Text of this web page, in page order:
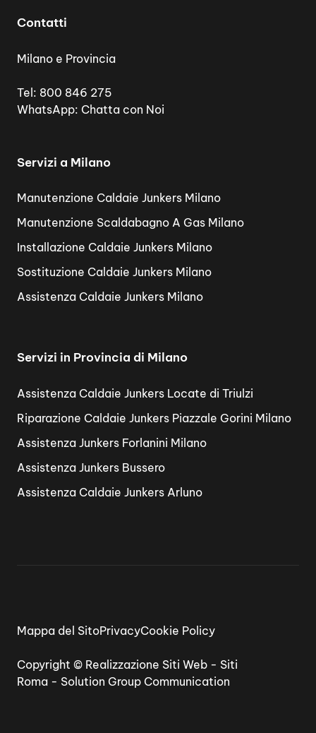
Contatti
Milano e Provincia
Tel: 800 846 275
WhatsApp: Chatta con Noi
Servizi a Milano
Manutenzione Caldaie Junkers Milano
Manutenzione Scaldabagno A Gas Milano
Installazione Caldaie Junkers Milano
Sostituzione Caldaie Junkers Milano
Assistenza Caldaie Junkers Milano
Servizi in Provincia di Milano
Assistenza Caldaie Junkers Locate di Triulzi
Riparazione Caldaie Junkers Piazzale Gorini Milano
Assistenza Junkers Forlanini Milano
Assistenza Junkers Bussero
Assistenza Caldaie Junkers Arluno
Copyright © Realizzazione Siti Web - Siti
Roma - Solution Group Communication
Mappa del SitoPrivacyCookie Policy